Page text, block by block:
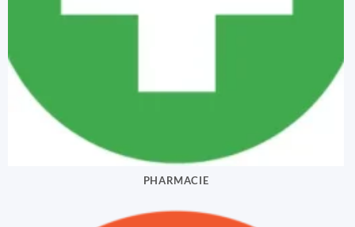
PHARMACIE